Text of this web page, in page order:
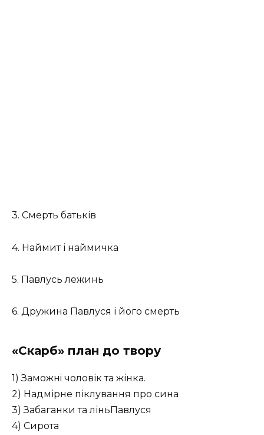
3. Смерть батьків
4. Наймит і наймичка
5. Павлусь лежинь
6. Дружина Павлуся і його смерть
«Скарб» план до твору
1) Заможнi чоловік та жінка.
2) Надмірне піклування про сина
3) Забаганки та ліньПавлуся
4) Сирота